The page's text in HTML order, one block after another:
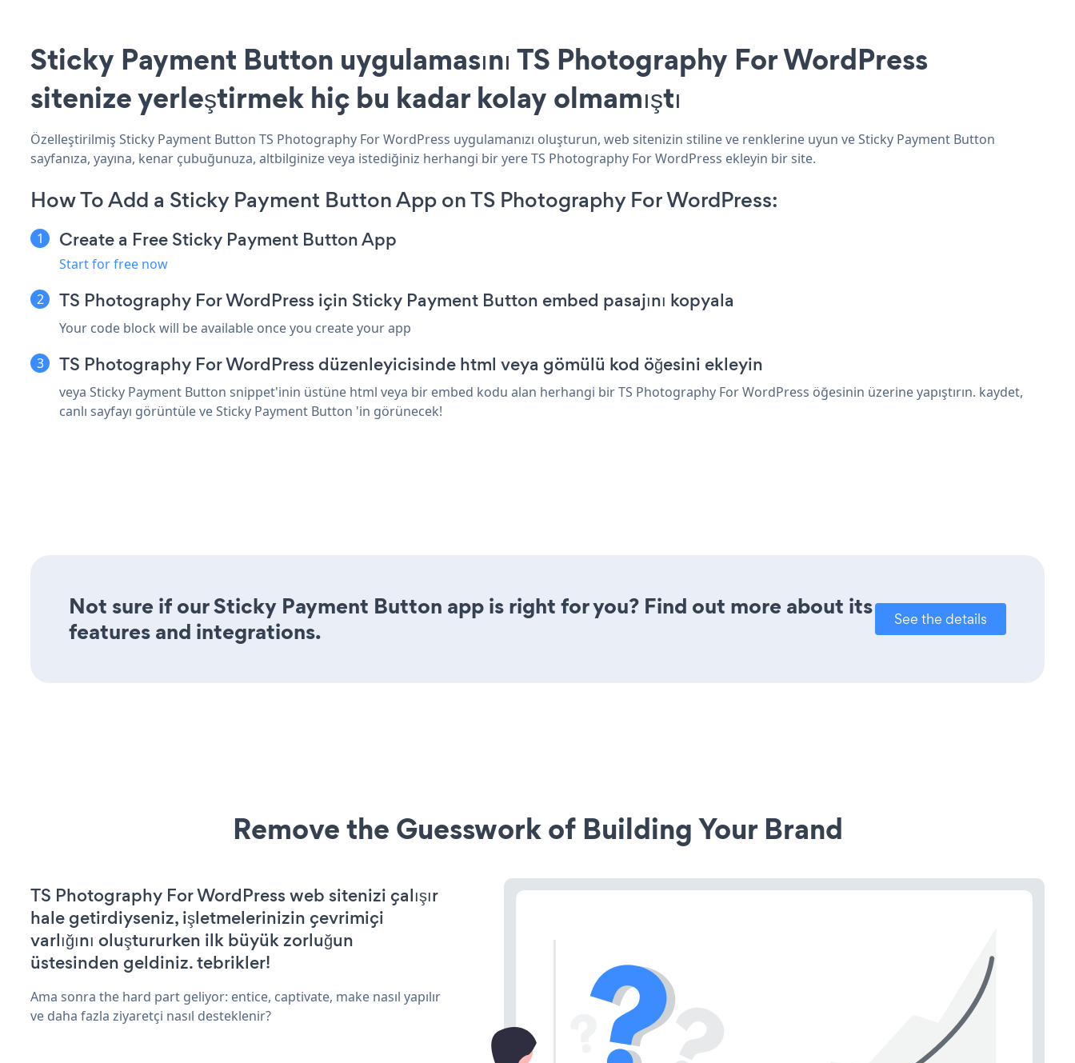
Sticky Payment Button uygulamasını TS Photography For WordPress
sitenize yerleştirmek hiç bu kadar kolay olmamıştı
Özelleştirilmiş Sticky Payment Button TS Photography For WordPress uygulamanızı oluşturun, web sitenizin stiline ve renklerine uyun ve Sticky Payment Button
sayfanıza, yayına, kenar çubuğunuza, altbilginize veya istediğiniz herhangi bir yere TS Photography For WordPress ekleyin bir site.
How To Add a Sticky Payment Button App on TS Photography For WordPress:
Create a Free Sticky Payment Button App
Start for free now
TS Photography For WordPress için Sticky Payment Button embed pasajını kopyala
Your code block will be available once you create your app
TS Photography For WordPress düzenleyicisinde html veya gömülü kod öğesini ekleyin
veya Sticky Payment Button snippet'inin üstüne html veya bir embed kodu alan herhangi bir TS Photography For WordPress öğesinin üzerine yapıştırın. kaydet,
canlı sayfayı görüntüle ve Sticky Payment Button 'in görünecek!
Not sure if our Sticky Payment Button app is right for you? Find out more about its
features and integrations.
See the details
Remove the Guesswork of Building Your Brand
TS Photography For WordPress web sitenizi çalışır
hale getirdiyseniz, işletmelerinizin çevrimiçi
varlığını oluştururken ilk büyük zorluğun
üstesinden geldiniz. tebrikler!
Ama sonra the hard part geliyor: entice, captivate, make nasıl yapılır
ve daha fazla ziyaretçi nasıl desteklenir?